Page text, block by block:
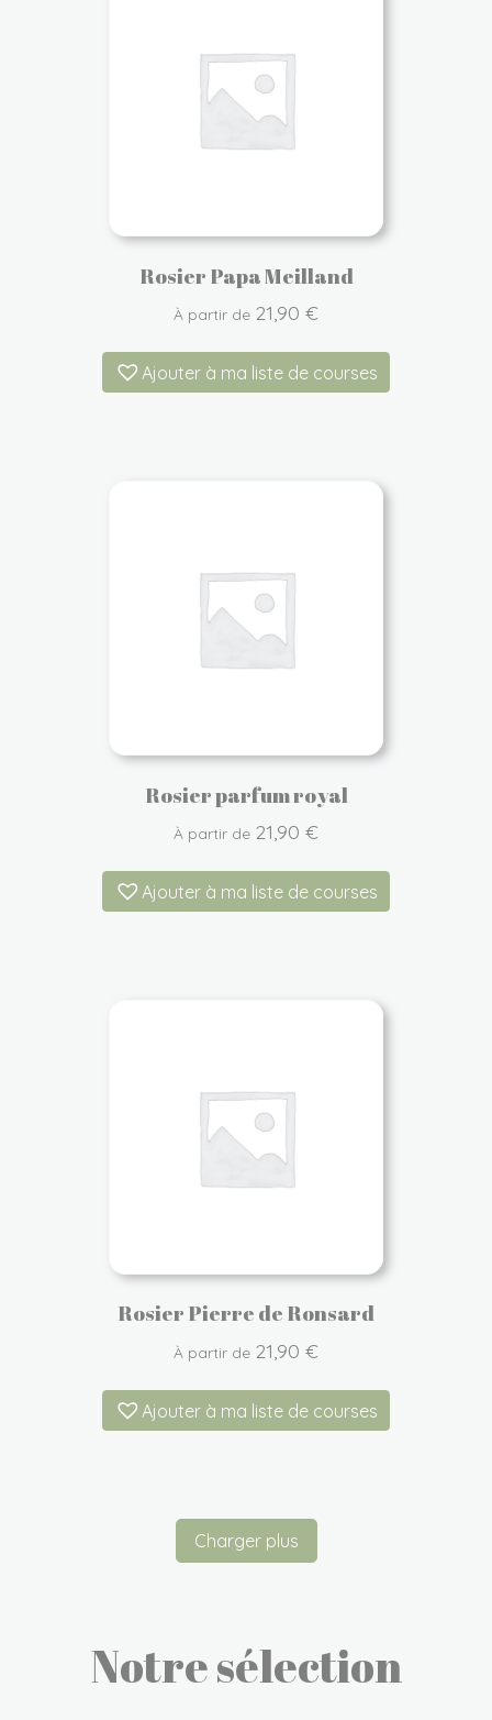
Rosier Papa Meilland
À partir de 21,90 €
Ajouter à ma liste de courses
Rosier parfum royal
À partir de 21,90 €
Ajouter à ma liste de courses
Rosier Pierre de Ronsard
À partir de 21,90 €
Ajouter à ma liste de courses
Charger plus
Notre sélection